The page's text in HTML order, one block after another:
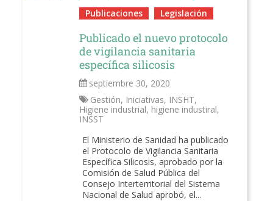
Publicaciones
Legislación
Publicado el nuevo protocolo
de vigilancia sanitaria
específica silicosis
septiembre 30, 2020
Gestión, Iniciativas, INSHT,
Higiene industrial, higiene industiral,
INSST
El Ministerio de Sanidad ha publicado
el Protocolo de Vigilancia Sanitaria
Específica Silicosis, aprobado por la
Comisión de Salud Pública del
Consejo Interterritorial del Sistema
Nacional de Salud aprobó, el...